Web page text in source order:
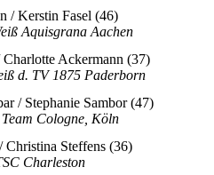
/ Kerstin Fasel (46)
Aquisgrana Aachen
Ackermann (37)
d. TV 1875 Paderborn
/ Stephanie Sambor (47)
Cologne, Köln
Christina Steffens (36)
Charleston